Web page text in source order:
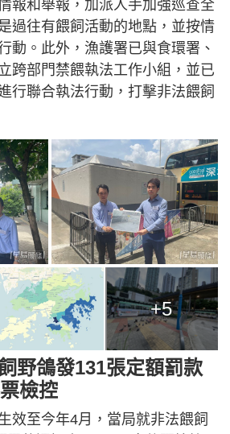
報和舉報，加派人手加強巡查全
過往有餵飼活動的地點，並按情
動。此外，漁護署已與食環署、
跨部門禁餵執法工作小組，並已
行聯合執法行動，打擊非法餵飼
+5
野鴿發131張定額罰款
檢控
效至今年4月，當局就非法餵飼